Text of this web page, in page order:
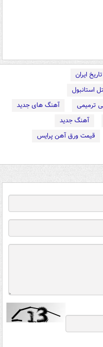
ایران
استانبول
ترمیمی
آهنگ های جدید
آهنگ جدید
قیمت ورق آهن پرایس